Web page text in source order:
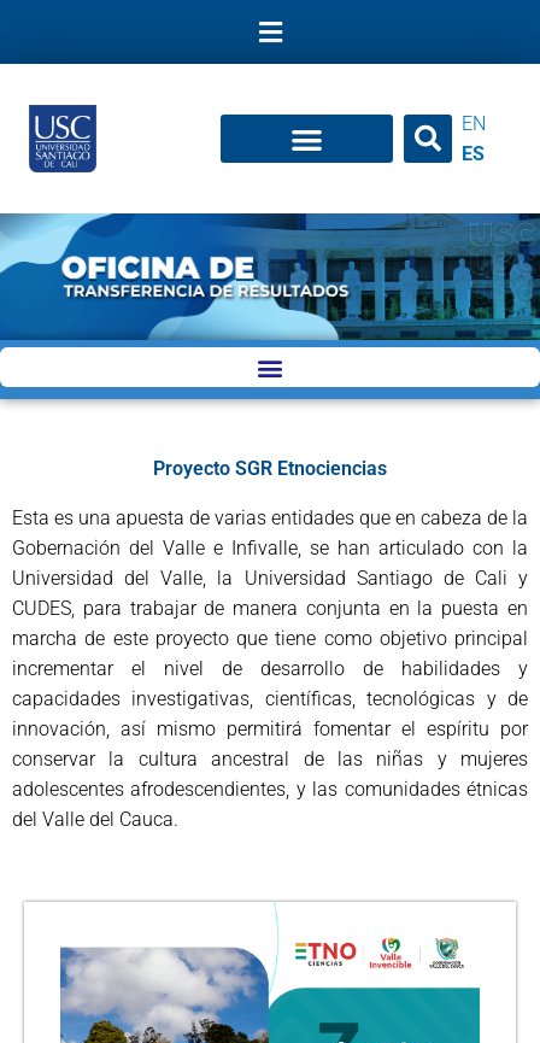
EN
ES
Proyecto SGR Etnociencias
Esta es una apuesta de varias entidades que en cabeza de la
Gobernación del Valle e Infivalle, se han articulado con la
Universidad del Valle, la Universidad Santiago de Cali y
CUDES, para trabajar de manera conjunta en la puesta en
marcha de este proyecto que tiene como objetivo principal
incrementar el nivel de desarrollo de habilidades y
capacidades investigativas, científicas, tecnológicas y de
innovación, así mismo permitirá fomentar el espíritu por
conservar la cultura ancestral de las niñas y mujeres
adolescentes afrodescendientes, y las comunidades étnicas
del Valle del Cauca.